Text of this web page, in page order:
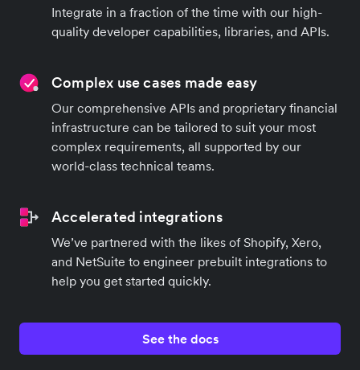
Integrate in a fraction of the time with our high-
quality developer capabilities, libraries, and APIs.
Complex use cases made easy
Our comprehensive APIs and proprietary financial
infrastructure can be tailored to suit your most
complex requirements, all supported by our
world-class technical teams.
Accelerated integrations
We’ve partnered with the likes of Shopify, Xero,
and NetSuite to engineer prebuilt integrations to
help you get started quickly.
See the docs